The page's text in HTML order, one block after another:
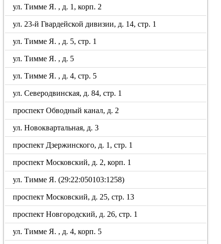
ул. Тимме Я. , д. 1, корп. 2
ул. 23-й Гвардейской дивизии, д. 14, стр. 1
ул. Тимме Я. , д. 5, стр. 1
ул. Тимме Я. , д. 5
ул. Тимме Я. , д. 4, стр. 5
ул. Северодвинская, д. 84, стр. 1
проспект Обводный канал, д. 2
ул. Новоквартальная, д. 3
проспект Дзержинского, д. 1, стр. 1
проспект Московский, д. 2, корп. 1
ул. Тимме Я. (29:22:050103:1258)
проспект Московский, д. 25, стр. 13
проспект Новгородский, д. 26, стр. 1
ул. Тимме Я. , д. 4, корп. 5